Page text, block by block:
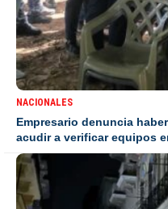
NACIONALES
Empresario denuncia
acudir a verificar equipos